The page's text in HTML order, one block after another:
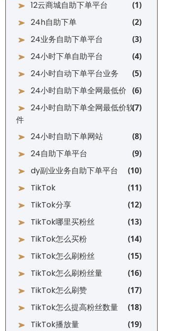
12云商城自助下单平台
24h自助下单
24业务自助下单平台
24小时下单自助平台
24小时自动下单平台业务
24小时自助下单全网最低价
24小时自助下单全网最低价软
件
24小时自助下单网站
24自助下单平台
dy副业业务自助下单平台
TikTok
TikTok分享
TikTok哪里买粉丝
TikTok怎么买粉
TikTok怎么刷粉丝
TikTok怎么刷粉丝量
TikTok怎么刷赞
TikTok怎么提高粉丝数量
TikTok播放量